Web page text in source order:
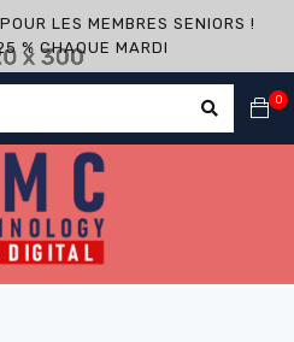
LES MEMBRES SENIORS !
% CHAQUE MARDI
0